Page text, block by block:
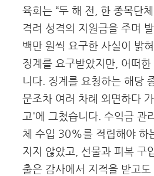
육회는 “두 해 전, 한 종목단
격려 성격의 지원금을 주며
백만 원씩 요구한 사실이 밝
징계를 요구받았지만, 어떠
니다. 징계를 요청하는 해당
문조차 여러 차례 외면하다
고'에 그쳤습니다. 수익금 관
체 수입 30%를 적립해야 하
지지 않았고, 선물과 피복 구
출은 감사에서 지적을 받고도